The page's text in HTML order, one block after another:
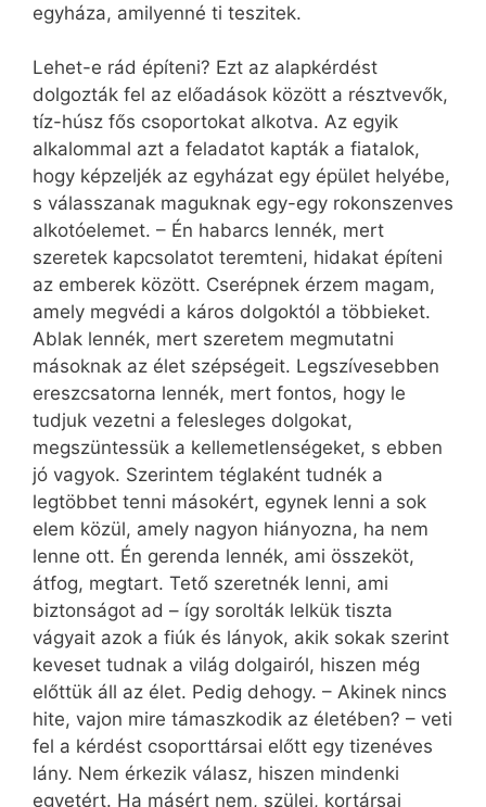
egyháza, amilyenné ti teszitek.
Lehet-e rád építeni? Ezt az alapkérdést
dolgozták fel az előadások között a résztvevők,
tíz-húsz fős csoportokat alkotva. Az egyik
alkalommal azt a feladatot kapták a fiatalok,
hogy képzeljék az egyházat egy épület helyébe,
s válasszanak maguknak egy-egy rokonszenves
alkotóelemet. – Én habarcs lennék, mert
szeretek kapcsolatot teremteni, hidakat építeni
az emberek között. Cserépnek érzem magam,
amely megvédi a káros dolgoktól a többieket.
Ablak lennék, mert szeretem megmutatni
másoknak az élet szépségeit. Legszívesebben
ereszcsatorna lennék, mert fontos, hogy le
tudjuk vezetni a felesleges dolgokat,
megszüntessük a kellemetlenségeket, s ebben
jó vagyok. Szerintem téglaként tudnék a
legtöbbet tenni másokért, egynek lenni a sok
elem közül, amely nagyon hiányozna, ha nem
lenne ott. Én gerenda lennék, ami összeköt,
átfog, megtart. Tető szeretnék lenni, ami
biztonságot ad – így sorolták lelkük tiszta
vágyait azok a fiúk és lányok, akik sokak szerint
keveset tudnak a világ dolgairól, hiszen még
előttük áll az élet. Pedig dehogy. – Akinek nincs
hite, vajon mire támaszkodik az életében? – veti
fel a kérdést csoporttársai előtt egy tizenéves
lány. Nem érkezik válasz, hiszen mindenki
egyetért. Ha másért nem, szülei, kortársai